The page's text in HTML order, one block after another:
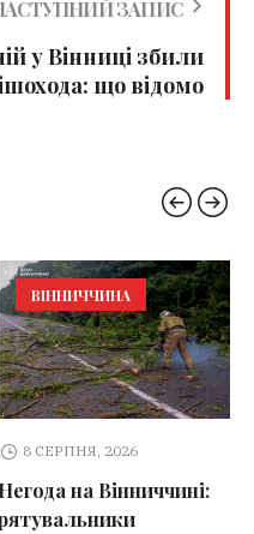
ЗАПИС
у Вінниці збили
що відомо
ВІННИЧЧИНА
8 СЕРПНЯ, 2026
Негода на Вінниччині: